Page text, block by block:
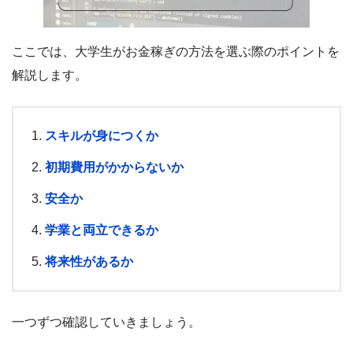
ここでは、大学生がお金稼ぎの方法を選ぶ際のポイントを
解説します。
スキルが身につくか
初期費用がかからないか
安全か
学業と両立できるか
将来性があるか
一つずつ確認していきましょう。